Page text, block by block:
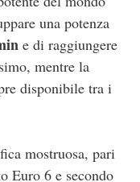
una potenza
e di raggiungere
mentre la
disponibile tra i
mostruosa, pari
Euro 6 e secondo